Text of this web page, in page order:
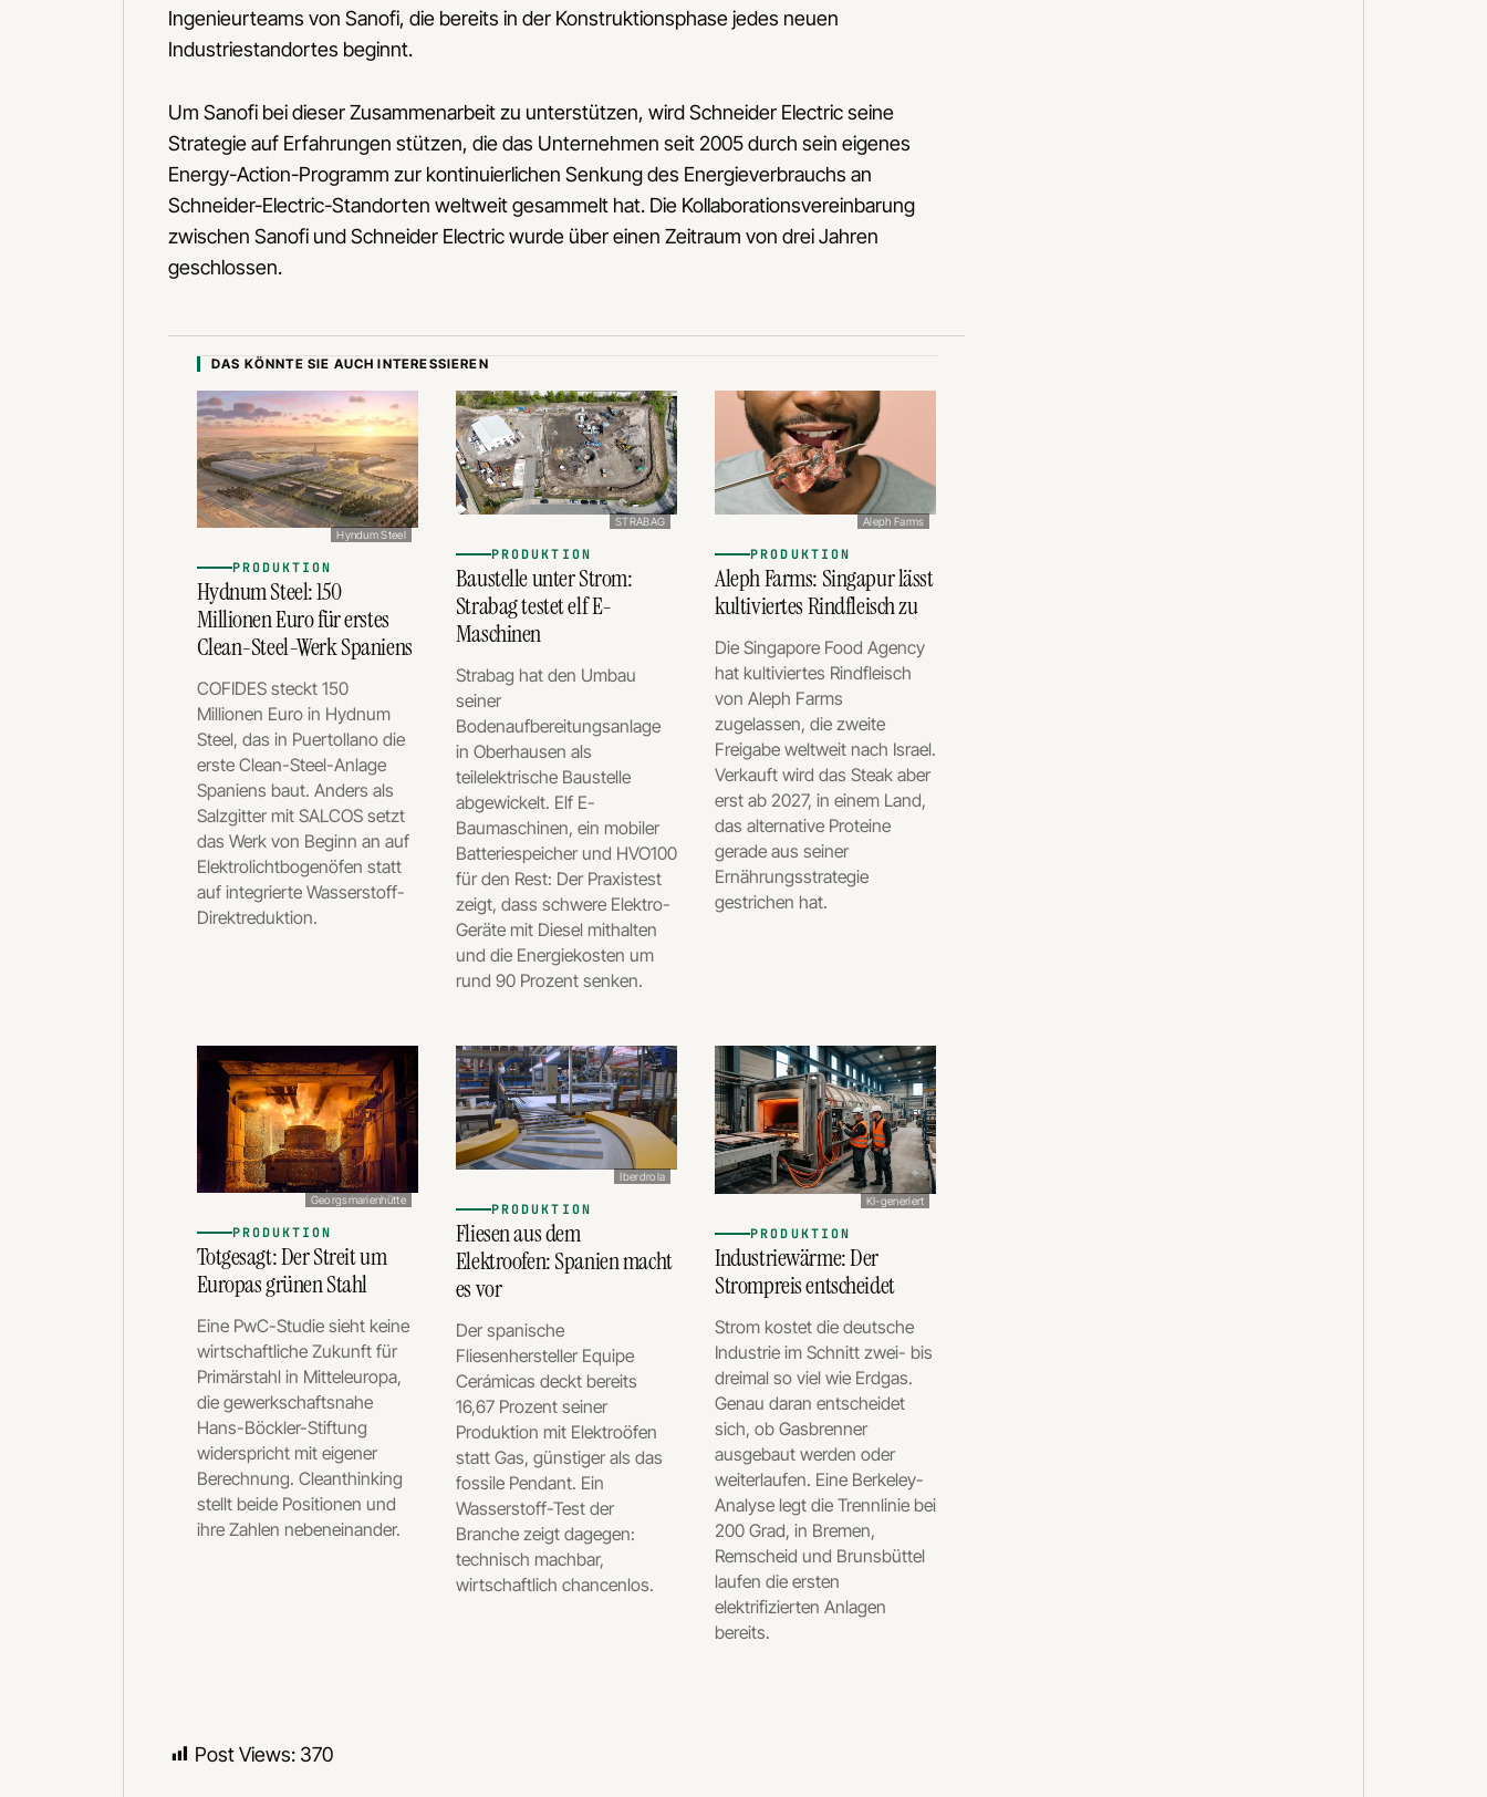
Ingenieurteams von Sanofi, die bereits in der Konstruktionsphase jedes neuen
Industriestandortes beginnt.
Um Sanofi bei dieser Zusammenarbeit zu unterstützen, wird Schneider Electric seine
Strategie auf Erfahrungen stützen, die das Unternehmen seit 2005 durch sein eigenes
Energy-Action-Programm zur kontinuierlichen Senkung des Energieverbrauchs an
Schneider-Electric-Standorten weltweit gesammelt hat. Die Kollaborationsvereinbarung
zwischen Sanofi und Schneider Electric wurde über einen Zeitraum von drei Jahren
geschlossen.
DAS KÖNNTE SIE AUCH INTERESSIEREN
Hyndum Steel
PRODUKTION
Hydnum Steel: 150
Millionen Euro für erstes
Clean-Steel-Werk Spaniens
COFIDES steckt 150
Millionen Euro in Hydnum
Steel, das in Puertollano die
erste Clean-Steel-Anlage
Spaniens baut. Anders als
Salzgitter mit SALCOS setzt
das Werk von Beginn an auf
Elektrolichtbogenöfen statt
auf integrierte Wasserstoff-
Direktreduktion.
STRABAG
PRODUKTION
Baustelle unter Strom:
Strabag testet elf E-
Maschinen
Strabag hat den Umbau
seiner
Bodenaufbereitungsanlage
in Oberhausen als
teilelektrische Baustelle
abgewickelt. Elf E-
Baumaschinen, ein mobiler
Batteriespeicher und HVO100
für den Rest: Der Praxistest
zeigt, dass schwere Elektro-
Geräte mit Diesel mithalten
und die Energiekosten um
rund 90 Prozent senken.
Aleph Farms
PRODUKTION
Aleph Farms: Singapur lässt
kultiviertes Rindfleisch zu
Die Singapore Food Agency
hat kultiviertes Rindfleisch
von Aleph Farms
zugelassen, die zweite
Freigabe weltweit nach Israel.
Verkauft wird das Steak aber
erst ab 2027, in einem Land,
das alternative Proteine
gerade aus seiner
Ernährungsstrategie
gestrichen hat.
Georgsmarienhütte
PRODUKTION
Totgesagt: Der Streit um
Europas grünen Stahl
Eine PwC-Studie sieht keine
wirtschaftliche Zukunft für
Primärstahl in Mitteleuropa,
die gewerkschaftsnahe
Hans-Böckler-Stiftung
widerspricht mit eigener
Berechnung. Cleanthinking
stellt beide Positionen und
ihre Zahlen nebeneinander.
Iberdrola
PRODUKTION
Fliesen aus dem
Elektroofen: Spanien macht
es vor
Der spanische
Fliesenhersteller Equipe
Cerámicas deckt bereits
16,67 Prozent seiner
Produktion mit Elektroöfen
statt Gas, günstiger als das
fossile Pendant. Ein
Wasserstoff-Test der
Branche zeigt dagegen:
technisch machbar,
wirtschaftlich chancenlos.
KI-generiert
PRODUKTION
Industriewärme: Der
Strompreis entscheidet
Strom kostet die deutsche
Industrie im Schnitt zwei- bis
dreimal so viel wie Erdgas.
Genau daran entscheidet
sich, ob Gasbrenner
ausgebaut werden oder
weiterlaufen. Eine Berkeley-
Analyse legt die Trennlinie bei
200 Grad, in Bremen,
Remscheid und Brunsbüttel
laufen die ersten
elektrifizierten Anlagen
bereits.
Post Views: 370